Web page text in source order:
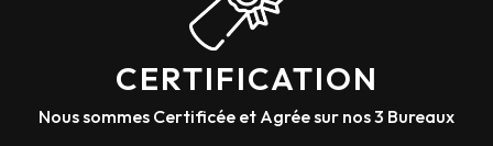
CERTIFICATION
Nous sommes Certificée et Agrée sur nos 3 Bureaux